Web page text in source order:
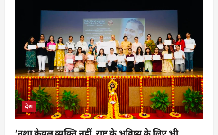
देश
‘नशा केवल व्यक्ति नहीं, राष्ट्र के भविष्य के लिए भी